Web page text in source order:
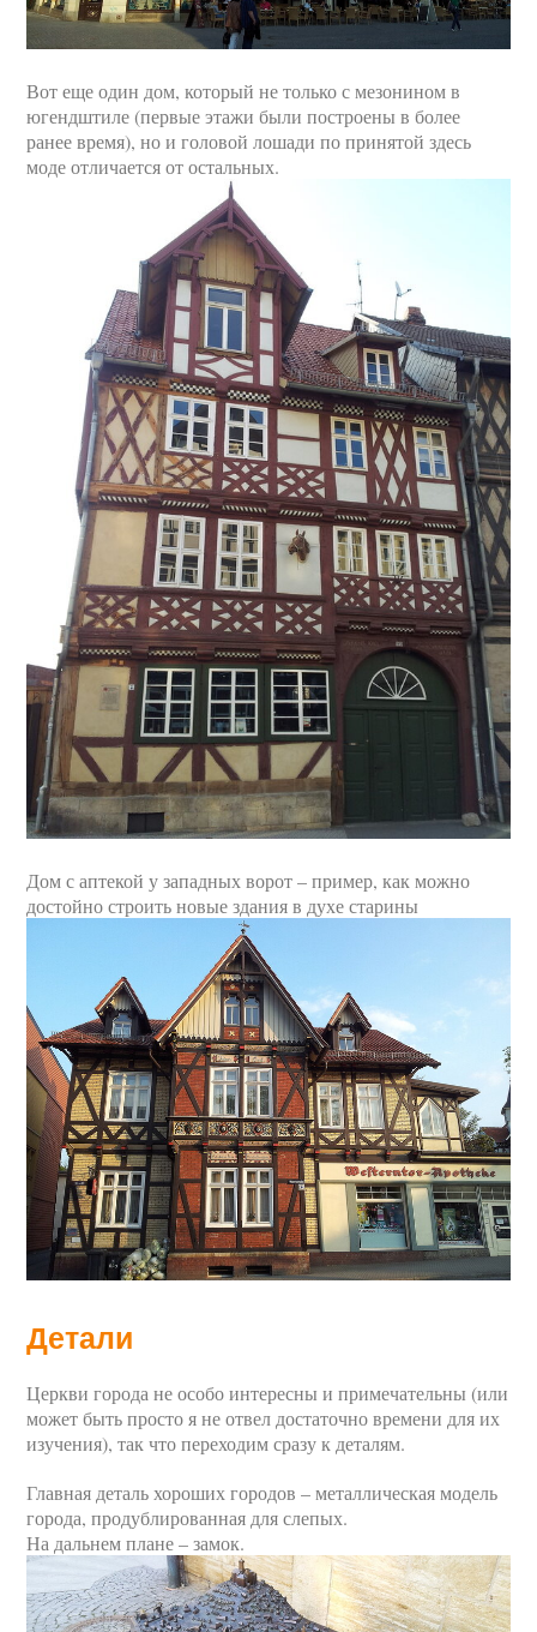
Вот еще один дом, который не только с мезонином в
югендштиле (первые этажи были построены в более
ранее время), но и головой лошади по принятой здесь
моде отличается от остальных.
Дом с аптекой у западных ворот – пример, как можно
достойно строить новые здания в духе старины
Детали
Церкви города не особо интересны и примечательны (или
может быть просто я не отвел достаточно времени для их
изучения), так что переходим сразу к деталям.
Главная деталь хороших городов – металлическая модель
города, продублированная для слепых.
На дальнем плане – замок.